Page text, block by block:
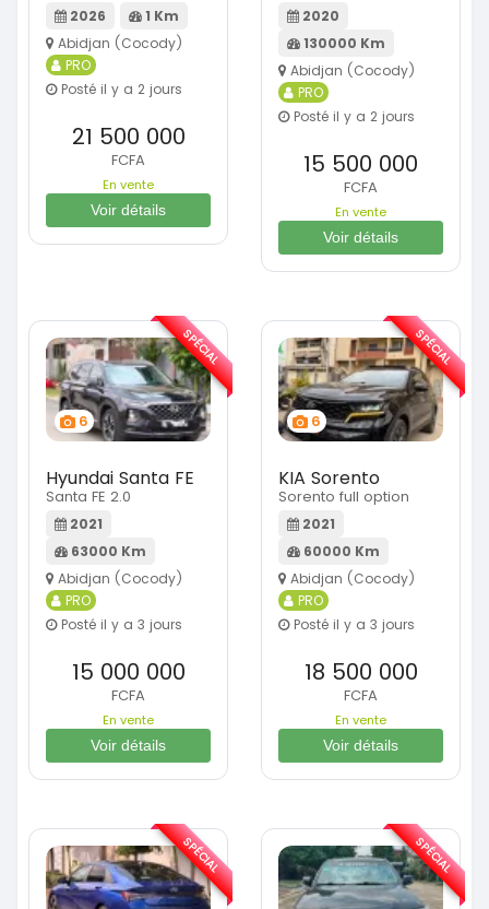
2026
1 Km
Abidjan (Cocody)
PRO
Posté il y a 2 jours
21 500 000
FCFA
En vente
Voir détails
2020
130000 Km
Abidjan (Cocody)
PRO
Posté il y a 2 jours
15 500 000
FCFA
En vente
Voir détails
6
Hyundai Santa FE
Santa FE 2.0
2021
63000 Km
Abidjan (Cocody)
PRO
Posté il y a 3 jours
15 000 000
FCFA
En vente
Voir détails
SPÉCIAL
6
KIA Sorento
Sorento full option
2021
60000 Km
Abidjan (Cocody)
PRO
Posté il y a 3 jours
18 500 000
FCFA
En vente
Voir détails
SPÉCIAL
SPÉCIAL SPÉCIAL